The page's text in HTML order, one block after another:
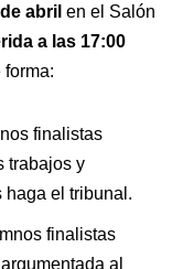
abril en el Salón
a las 17:00
finalistas
trabajos y
haga el tribunal.
finalistas
al